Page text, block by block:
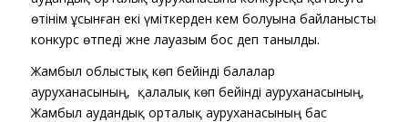
өтінім ұсынған екі үміткерден кем болуына байланысты
конкурс өтпеді және лауазым бос деп танылды.
Жамбыл облыстық көп бейінді балалар
ауруханасының, қалалық көп бейінді ауруханасының,
Жамбыл аудандық орталық ауруханасының бас